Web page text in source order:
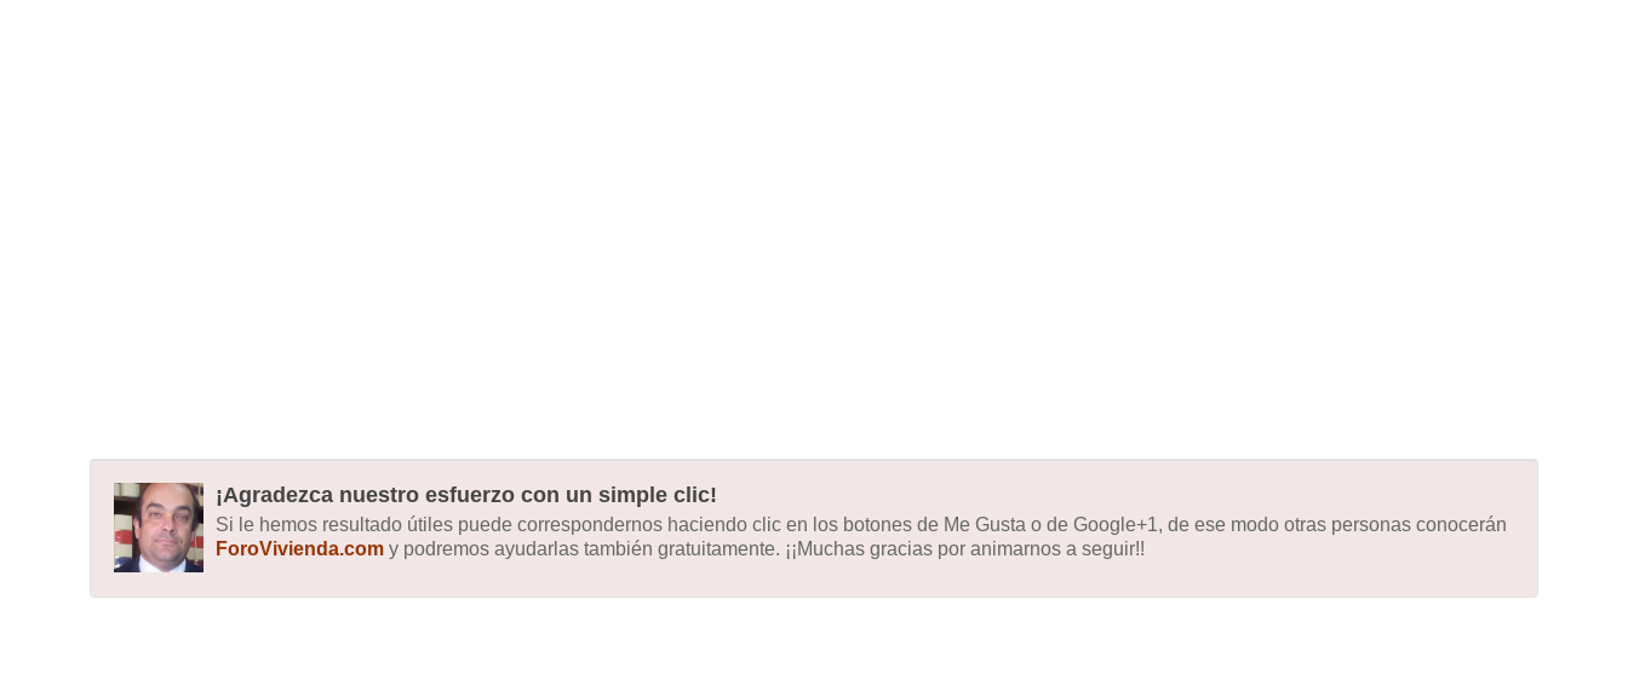
¡Agradezca nuestro esfuerzo con un simple clic!
Si le hemos resultado útiles puede correspondernos haciendo clic en los botones de Me Gusta o de Google+1, de ese modo otras personas conocerán
ForoVivienda.com y podremos ayudarlas también gratuitamente. ¡¡Muchas gracias por animarnos a seguir!!